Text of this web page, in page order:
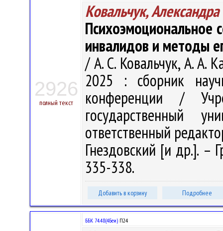
2926
полный текст
Ковальчук,
Психоэмоциональное
инвалидов и методы
/ А. С. Ковальчук, А. А.
2025 : сборник
конференции /
государственный
ответственный
Гнездовский [и др.]. –
335-338.
Добавить в корзину Подробнее
ББК 74.48(4Беи) П24